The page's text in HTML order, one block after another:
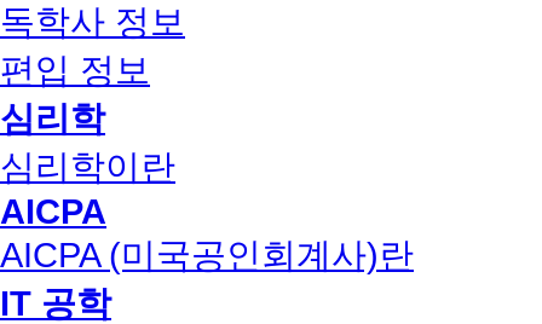
독학사 정보
편입 정보
심리학
심리학이란
AICPA
AICPA (미국공인회계사)란
IT 공학